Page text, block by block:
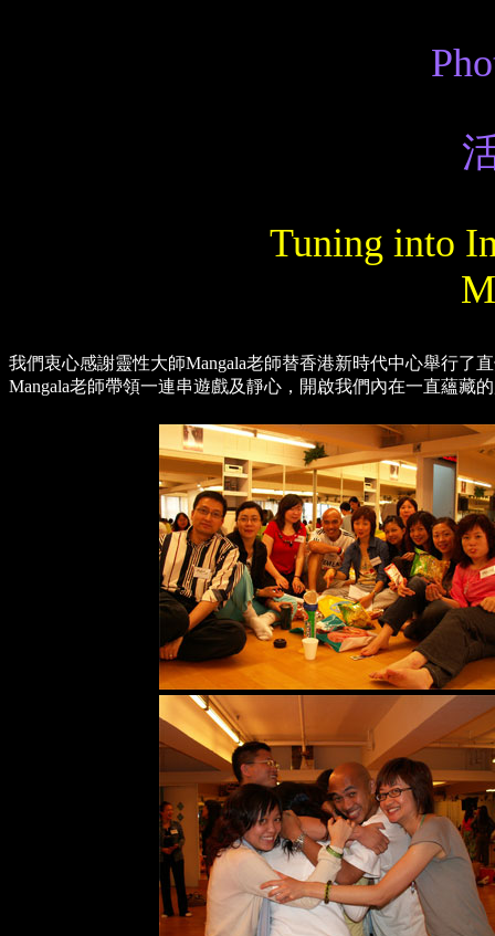
Tuning into
我們衷心感謝靈性大師Mangala老師替香港新時代中心舉行了
Mangala老師帶領一連串遊戲及靜心，開啟我們內在一直蘊藏